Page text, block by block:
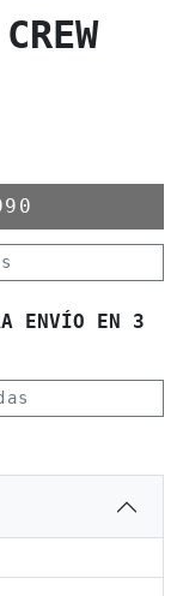
ENVÍO EN 3